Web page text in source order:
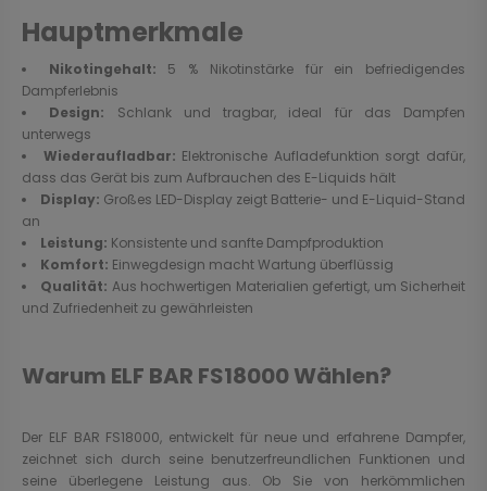
Hauptmerkmale
Nikotingehalt: 5 % Nikotinstärke für ein befriedigendes
Dampferlebnis
Design: Schlank und tragbar, ideal für das Dampfen
unterwegs
Wiederaufladbar: Elektronische Aufladefunktion sorgt dafür,
dass das Gerät bis zum Aufbrauchen des E-Liquids hält
Display: Großes LED-Display zeigt Batterie- und E-Liquid-Stand
an
Leistung: Konsistente und sanfte Dampfproduktion
Komfort: Einwegdesign macht Wartung überflüssig
Qualität: Aus hochwertigen Materialien gefertigt, um Sicherheit
und Zufriedenheit zu gewährleisten
Warum ELF BAR FS18000 Wählen?
Der ELF BAR FS18000, entwickelt für neue und erfahrene Dampfer,
zeichnet sich durch seine benutzerfreundlichen Funktionen und
seine überlegene Leistung aus. Ob Sie von herkömmlichen